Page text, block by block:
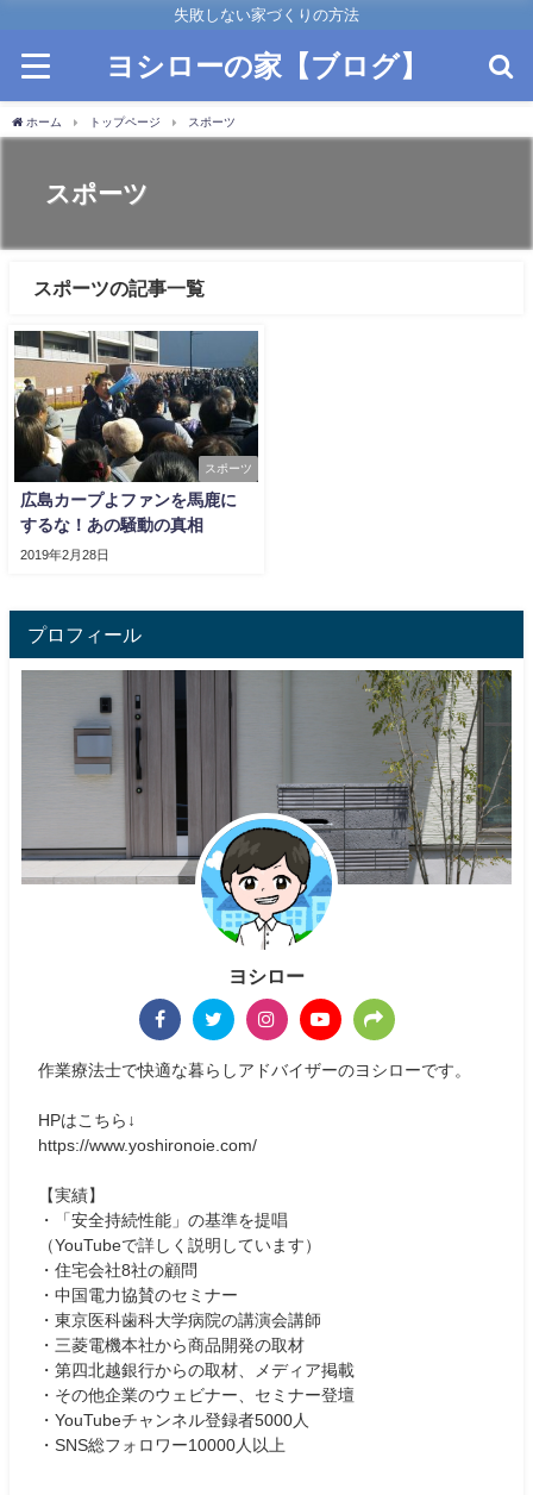
失敗しない家づくりの方法
ヨシローの家【ブログ】
ホーム トップページ スポーツ
スポーツ
スポーツの記事一覧
スポーツ
広島カープよファンを馬鹿に
するな！あの騒動の真相
2019年2月28日
プロフィール
ヨシロー
作業療法士で快適な暮らしアドバイザーのヨシローです。
HPはこちら↓
https://www.yoshironoie.com/
【実績】
・「安全持続性能」の基準を提唱
（YouTubeで詳しく説明しています）
・住宅会社8社の顧問
・中国電力協賛のセミナー
・東京医科歯科大学病院の講演会講師
・三菱電機本社から商品開発の取材
・第四北越銀行からの取材、メディア掲載
・その他企業のウェビナー、セミナー登壇
・YouTubeチャンネル登録者5000人
・SNS総フォロワー10000人以上